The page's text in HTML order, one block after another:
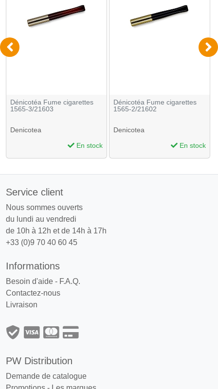
Dénicotéa Fume cigarettes
1565-3/21603
Denicotea
En stock
Dénicotéa Fume cigarettes
1565-2/21602
Denicotea
En stock
Service client
Nous sommes ouverts
du lundi au vendredi
de 10h à 12h et de 14h à 17h
+33 (0)9 70 40 60 45
Informations
Besoin d'aide - F.A.Q.
Contactez-nous
Livraison
PW Distribution
Demande de catalogue